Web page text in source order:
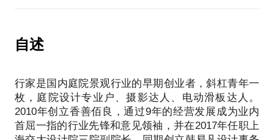
私家花园的案例分享；
PS：在选择与我见面前，请把你的问题更具体化。毕
竟一小时的谈话只能解决一个小问题。请把你的问题
提前发给我，方便我做更精确的准备，提升见面效
率。
中国景观行业领军人才称号、首届中国花园设计大奖
赛“园集奖”二零一六年度新锐花园设计师称号、首届
顶花园设计最佳作品奖等奖项。作品刊载众多国内专
业期刊杂志及图书。
景观行业在国内起步较晚，庭院景观作为景观行业的
细分领域，真正聚拢成为一个行业更是短短的不到20
自述
行家是国内庭院景观行业的早期创业者，斜杠青年一
枚，庭院设计专业户、摄影达人、电动滑板达人。
2010年创立香善佰良，通过9年的经营发展成为业内
首屈一指的行业先锋和意见领袖，并在2017年任职上